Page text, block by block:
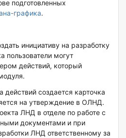
подготовленных
графика.
инициативу на разработку
пользователи могут
действий, который
создается карточка
на утверждение в ОЛНД.
ЛНД в отделе по работе с
документами и при
ЛНД ответственному за